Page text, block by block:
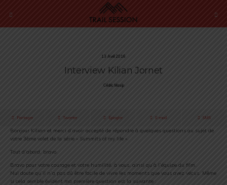
13 Avril 2016
Interview Kilian Jornet
Cédric Masip
Partager Tweeter Épingler E-mail SMS
Bonjour Kilian et merci d’avoir accepté de répondre à quelques questions au sujet de
votre 3ème volet de la série « Summits of my life ».
Tout d’abord, bravo.
Bravo pour votre courage et votre humilité, à vous, ainsi qu’à l’équipe du film.
Nul doute qu’il n’a pas dû être facile de vivre les moments que vous avez vécus. Même
si cela semble évident ma première question est la suivante :